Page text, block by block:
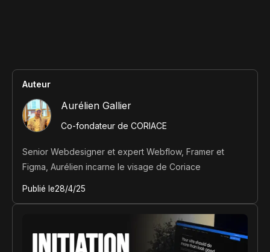
Auteur
Aurélien Gallier
Co-fondateur de CORIACE
Senior Webdesigner et expert Webflow, Framer et
Figma, Aurélien incarne le visage de Coriace
Publié le28/4/25